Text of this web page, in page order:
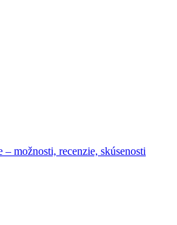
možnosti, recenzie, skúsenosti